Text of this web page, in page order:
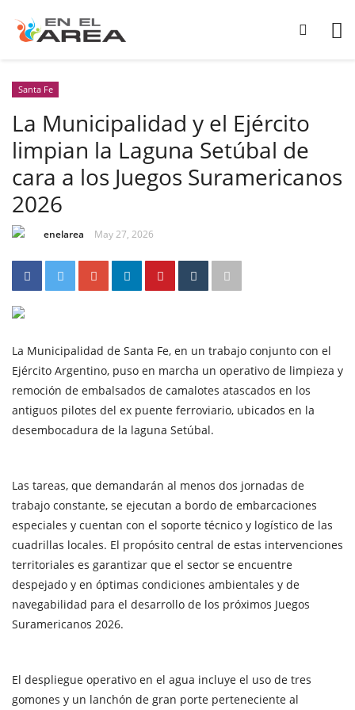
Santa Fe
La Municipalidad y el Ejército
limpian la Laguna Setúbal de
cara a los Juegos Suramericanos
2026
enelarea May 27, 2026
La Municipalidad de Santa Fe, en un trabajo conjunto con el
Ejército Argentino, puso en marcha un operativo de limpieza y
remoción de embalsados de camalotes atascados en los
antiguos pilotes del ex puente ferroviario, ubicados en la
desembocadura de la laguna Setúbal.
Las tareas, que demandarán al menos dos jornadas de
trabajo constante, se ejecutan a bordo de embarcaciones
especiales y cuentan con el soporte técnico y logístico de las
cuadrillas locales. El propósito central de estas intervenciones
territoriales es garantizar que el sector se encuentre
despejado y en óptimas condiciones ambientales y de
navegabilidad para el desarrollo de los próximos Juegos
Suramericanos 2026.
El despliegue operativo en el agua incluye el uso de tres
gomones y un lanchón de gran porte perteneciente al